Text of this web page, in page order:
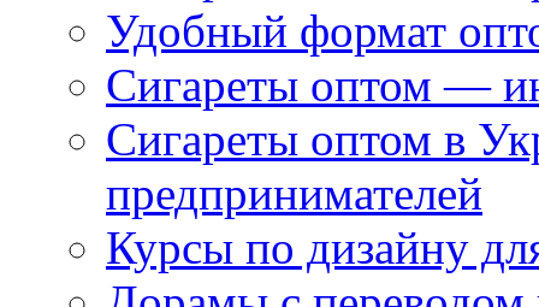
Удобный формат
Сигареты оптом —
Сигареты оптом в
предпринимателей
Курсы по дизайну